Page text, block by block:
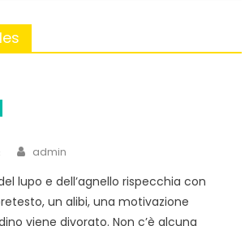
Author
admin
lupo e dell’agnello rispecchia con
un alibi, una motivazione
viene divorato. Non c’è alcuna